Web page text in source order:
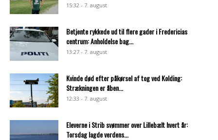
15:32 - 7. august
Betjente rykkede ud til flere gader i Fredericias
centrum: Anholdelse bag...
13:27 - 7. august
Kvinde død efter påkørsel af tog ved Kolding:
Strækningen er åben...
12:33 - 7. august
Eleverne i Strib svømmer over Lillebælt hvert år:
Torsdag lagde verdens...